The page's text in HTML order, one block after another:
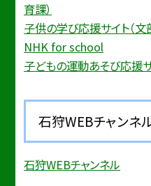
育課）
子供の学び応援サイト（文
NHK for school
子どもの運動あそび応援サ
石狩WEBチャンネ
石狩WEBチャンネル